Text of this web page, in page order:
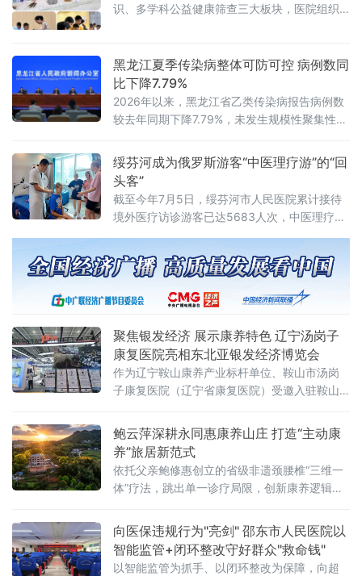
识、多学科公益健康筛查三大板块，医院组织
系统化健康服务。科普课堂上，中医药研究生
讲师
黑龙江夏季传染病整体可防可控 病例数同
比下降7.79%
2026年以来，黑龙江省乙类传染病报告病例数
较去年同期下降7.79%，未发生规模性聚集性疫
夏季传染病总体发病水平较低，整体可防可
控。黑龙江省疾病预防控制局副局长张冰欣在
会上介绍，夏季肠道传染病发病风险较高，诺
如病毒、细菌性感染
绥芬河成为俄罗斯游客“中医理疗游”的“回
头客”
截至今年7月5日，绥芬河市人民医院累计接待
境外医疗访诊游客已达5683人次，中医理疗已
聚焦银发经济 展示康养特色 辽宁汤岗子
康复医院亮相东北亚银发经济博览会
作为辽宁鞍山康养产业标杆单位、鞍山市汤岗
子康复医院（辽宁省康复医院）受邀入驻鞍山
面向海内外客商与中老年群众普及老年康养知
识、传播科学健康理念，全方位展示鞍山特色
温泉+康复、医养结合产业优
鲍云萍深耕永同惠康养山庄 打造“主动康
养”旅居新范式
依托父亲鲍修惠创立的省级非遗颈腰椎“三维一
体”疗法，跳出单一诊疗局限，创新康养逻辑与
林、庄寨、温泉资源，构建“非遗中医+古建+山
野旅居”融合业态，为县域医旅融合、乡村振兴
提供可行样板。
向医保违规行为"亮剑" 邵东市人民医院以
智能监管+闭环整改守好群众"救命钱"
以智能监管为抓手、以闭环整改为保障，向超